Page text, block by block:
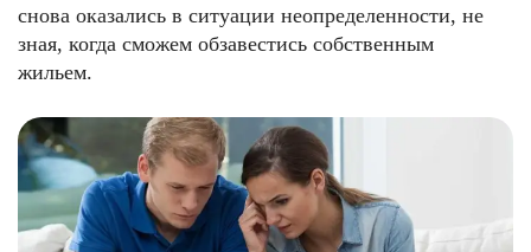
снова оказались в ситуации неопределенности, не
зная, когда сможем обзавестись собственным
жильем.